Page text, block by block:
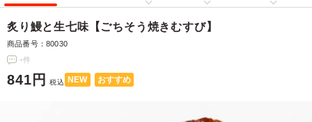
炙り鰻と生七味【ごちそう焼きむすび】
商品番号：80030
-件
841円 税込 NEW おすすめ